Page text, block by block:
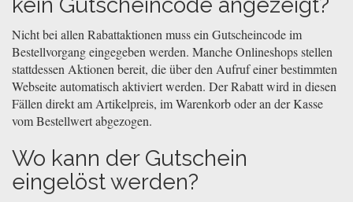
Nicht bei allen Rabattaktionen muss ein Gutscheincode im
Bestellvorgang eingegeben werden. Manche Onlineshops stellen
stattdessen Aktionen bereit, die über den Aufruf einer bestimmten
Webseite automatisch aktiviert werden. Der Rabatt wird in diesen
Fällen direkt am Artikelpreis, im Warenkorb oder an der Kasse
vom Bestellwert abgezogen.
Wo kann der Gutschein
eingelöst werden?